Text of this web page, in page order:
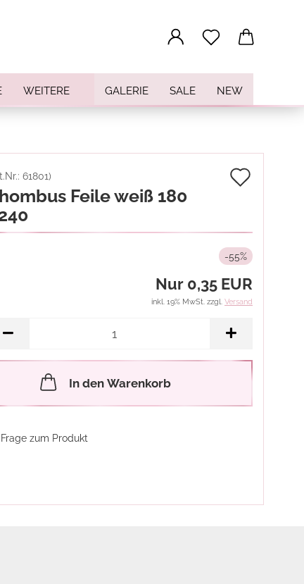
GALERIE SALE NEW
WEITERE
61801)
Feile weiß 180
-55%
Nur 0,35 EUR
inkl. 19% MwSt. zzgl. Versand
In den Warenkorb
Frage zum Produkt